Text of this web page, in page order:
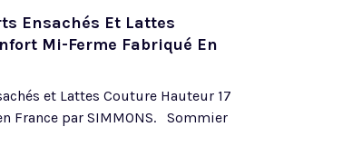
Ensachés Et Lattes
Mi-Ferme Fabriqué En
et Lattes Couture Hauteur 17
France par SIMMONS. Sommier